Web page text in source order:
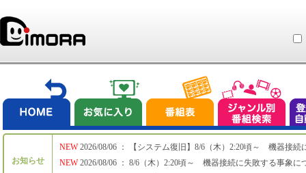
お知らせ
NEW
NEW
2026/08/06 ： 【システム復旧】8/6（木）2:20頃～ 機器接続
2026/08/06 ： 8/6（木）2:20頃～ 機器接続に失敗する事象に